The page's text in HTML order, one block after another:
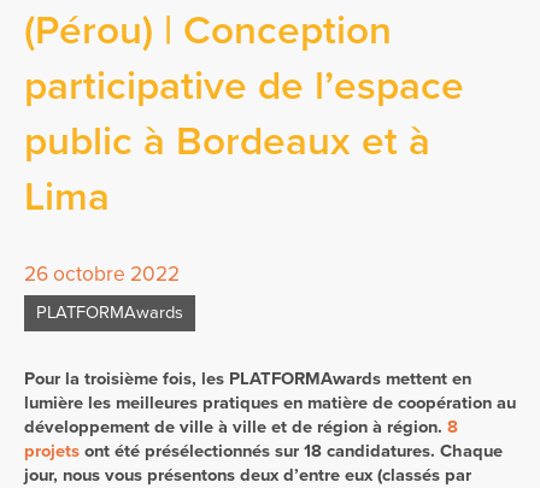
(Pérou) | Conception
participative de l’espace
public à Bordeaux et à
Lima
26 octobre 2022
PLATFORMAwards
Pour la troisième fois, les PLATFORMAwards mettent en
lumière les meilleures pratiques en matière de coopération au
développement de ville à ville et de région à région. 8
projets ont été présélectionnés sur 18 candidatures. Chaque
jour, nous vous présentons deux d’entre eux (classés par